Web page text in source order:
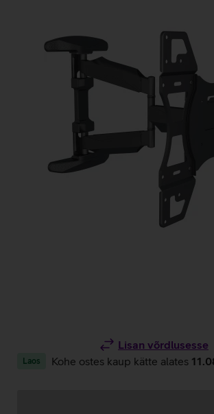
Lisan võrdlusesse
Laos Kohe ostes kaup kätte alates